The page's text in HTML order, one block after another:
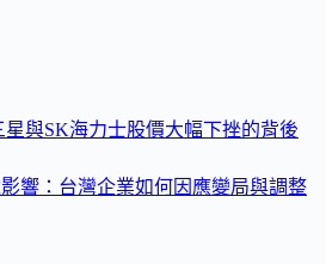
星與SK海力士股價大幅下挫的背後
響：台灣企業如何因應變局與調整